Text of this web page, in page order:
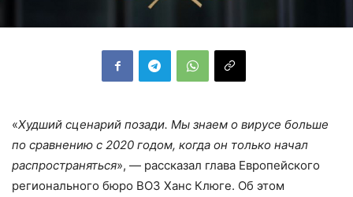
«Худший сценарий позади. Мы знаем о вирусе больше
по сравнению с 2020 годом, когда он только начал
распространяться», — рассказал глава Европейского
регионального бюро ВОЗ Ханс Клюге. Об этом